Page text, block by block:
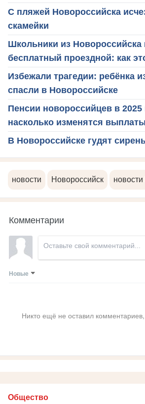
С пляжей Новороссийска
скамейки
Школьники из Новороссийска
бесплатный проездной: как
Избежали трагедии: ребёнка
спасли в Новороссийске
Пенсии новороссийцев в 2025
насколько изменятся
В Новороссийске гудят
новости Новороссийск
Комментарии
Новые
Никто ещё не оставил
Общество